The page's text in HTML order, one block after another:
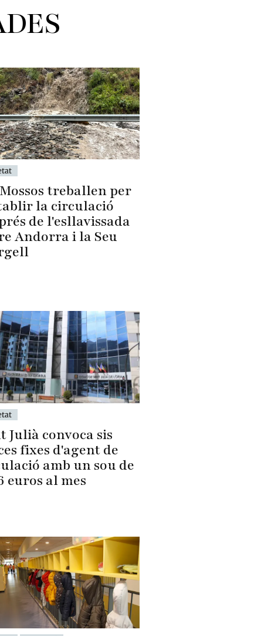
treballen per
la circulació
de l'esllavissada
Andorra i la Seu
Julià convoca sis
fixes d'agent de
amb un sou de
euros al mes